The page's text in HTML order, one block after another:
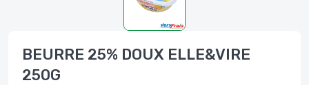
BEURRE 25% DOUX ELLE&VIRE
250G